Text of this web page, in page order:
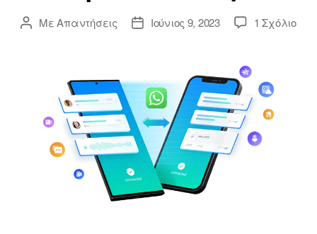
ο
o
l
o
ΜεΑπαντήσεις Ιούνιος 9, 2023 1 Σχόλιο